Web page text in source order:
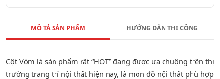
MÔ TẢ SẢN PHẨM HƯỚNG DẪN THI CÔNG
Cột Vòm là sản phẩm rất “HOT” đang được ưa chuộng trên thị
trường trang trí nội thất hiện nay, là món đồ nội thất phù hợp